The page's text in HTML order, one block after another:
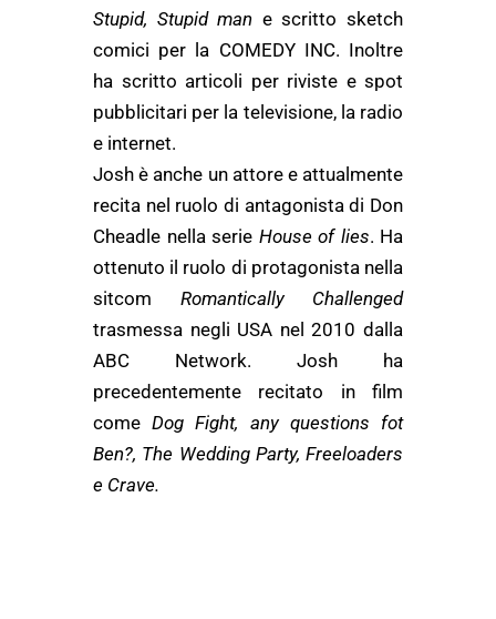
Stupid, Stupid man e scritto sketch
comici per la COMEDY INC. Inoltre
ha scritto articoli per riviste e spot
pubblicitari per la televisione, la radio
e internet.
Josh è anche un attore e attualmente
recita nel ruolo di antagonista di Don
Cheadle nella serie House of lies. Ha
ottenuto il ruolo di protagonista nella
sitcom Romantically Challenged
trasmessa negli USA nel 2010 dalla
ABC Network. Josh ha
precedentemente recitato in film
comeDog Fight, any questions fot
Ben?, The Wedding Party, Freeloaders
e Crave.